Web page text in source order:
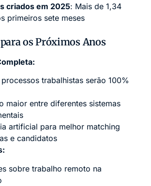
criados em 2025: Mais de 1,34
primeiros sete meses
os Próximos Anos
trabalhistas serão 100%
maior entre diferentes sistemas
artificial para melhor matching
e candidatos
sobre trabalho remoto na